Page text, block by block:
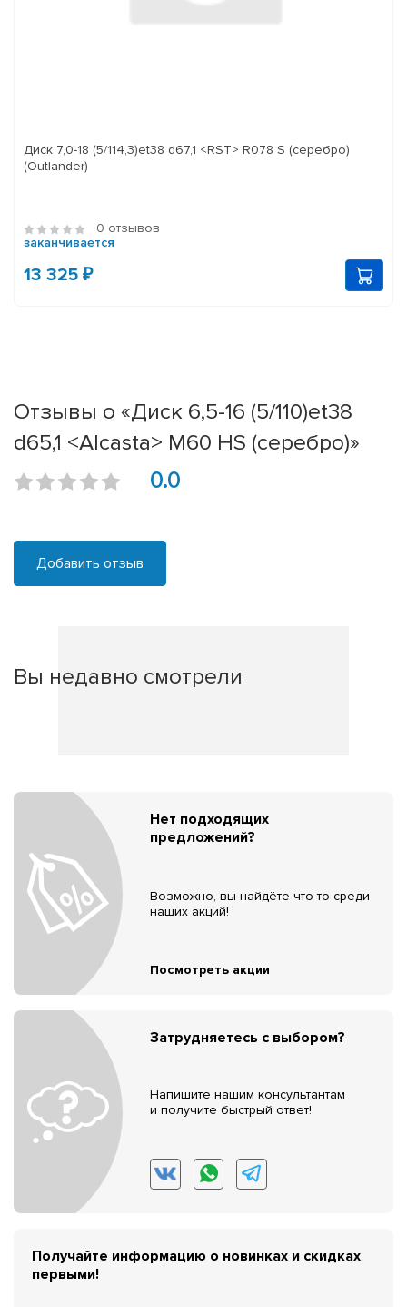
Диск 7,0-18 (5/114,3)et38 d67,1 <RST> R078 S (серебро)
(Outlander)
0 отзывов
заканчивается
13 325 ₽
Отзывы о «Диск 6,5-16 (5/110)et38
d65,1 <Alcasta> M60 HS (серебро)»
0.0
Добавить отзыв
Вы недавно смотрели
Нет подходящих
предложений?
Возможно, вы найдёте что-то среди
наших акций!
Посмотреть акции
Затрудняетесь с выбором?
Напишите нашим консультантам
и получите быстрый ответ!
Получайте информацию о новинках и скидках
первыми!